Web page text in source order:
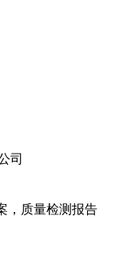
司
，质量检测报告